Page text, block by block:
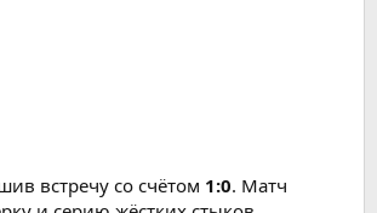
встречу со счётом 1:0. Матч